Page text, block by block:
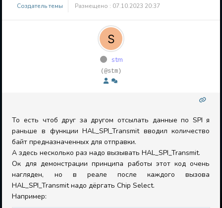
Создатель темы Размещено : 07.10.2023 20:37
stm
(@stm)
То есть чтоб друг за другом отсылать данные по SPI я
раньше в функции HAL_SPI_Transmit вводил количество
байт предназначенных для отправки.
А здесь несколько раз надо вызывать HAL_SPI_Transmit.
Ок для демонстрации принципа работы этот код очень
нагляден, но в реале после каждого вызова
HAL_SPI_Transmit надо дёргать Chip Select.
Например: